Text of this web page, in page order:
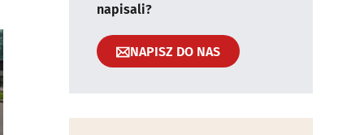
napisali?
NAPISZ DO NAS